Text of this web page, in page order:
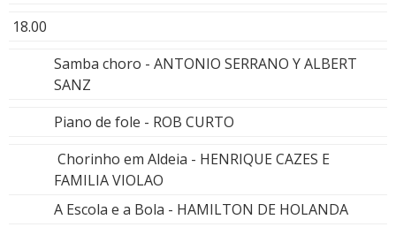
18.00
Samba choro - ANTONIO SERRANO Y ALBERT
SANZ
Piano de fole - ROB CURTO
Chorinho em Aldeia - HENRIQUE CAZES E
FAMILIA VIOLAO
A Escola e a Bola - HAMILTON DE HOLANDA